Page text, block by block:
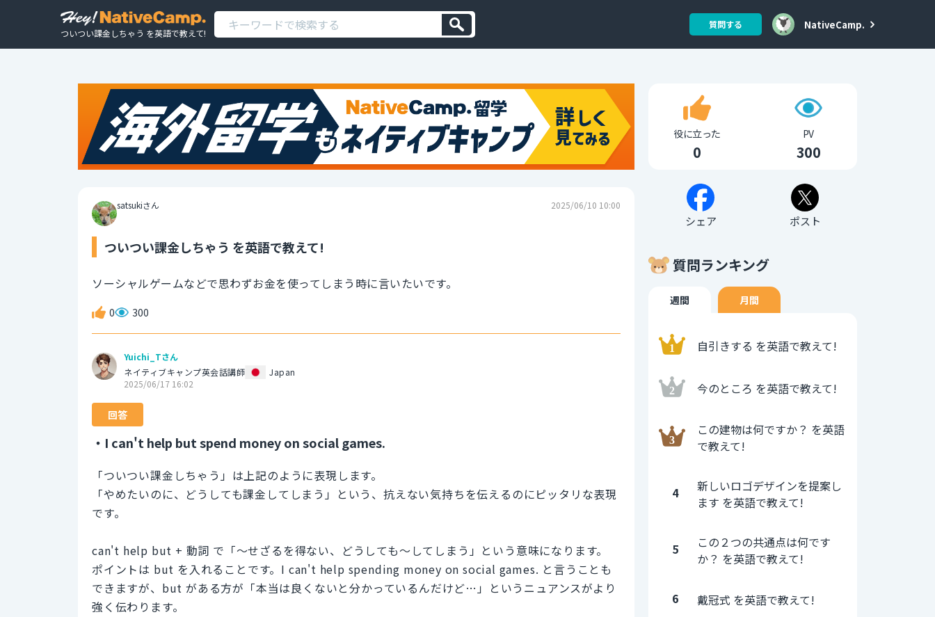
ついつい課金しちゃう を英語で教えて!
質問する NativeCamp.
satsukiさん 2025/06/10 10:00
ついつい課金しちゃう を英語で教えて!
ソーシャルゲームなどで思わずお金を使ってしまう時に言いたいです。
0 300
Yuichi_Tさん
ネイティブキャンプ英会話講師
Japan
2025/06/17 16:02
回答
・I can't help but spend money on social games.
「ついつい課金しちゃう」は上記のように表現します。
「やめたいのに、どうしても課金してしまう」という、抗えない気持ちを伝えるのにピッタリな表現
です。
can't help but + 動詞 で「～せざるを得ない、どうしても～してしまう」という意味になります。
ポイントは but を入れることです。I can't help spending money on social games. と言うことも
できますが、but がある方が「本当は良くないと分かっているんだけど…」というニュアンスがより
強く伝わります。
役に立った
0
PV
300
シェア ポスト
質問ランキング
週間 月間
自引きする を英語で教えて!
今のところ を英語で教えて!
この建物は何ですか？ を英語
で教えて!
4
新しいロゴデザインを提案し
ます を英語で教えて!
5
この２つの共通点は何です
か？ を英語で教えて!
6 戴冠式 を英語で教えて!